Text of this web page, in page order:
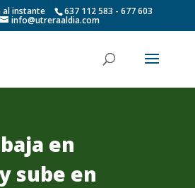
al instante 637 112 583 - 677 603
info@utreraaldia.com
en
sube en